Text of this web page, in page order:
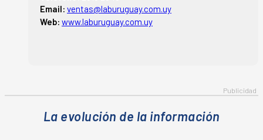
Email: ventas@laburuguay.com.uy
Web: www.laburuguay.com.uy
La evolución de la información